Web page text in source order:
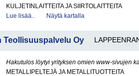
KULJETINLAITTEITA JA SIIRTOLAITTEITA
Lue lisää..
Näytä kartalla
Teollisuuspalvelu Oy
Hakutulos löytyi yrityksen omien www-sivujen
METALLIPELTEJÄ JA METALLITUOTTEITA